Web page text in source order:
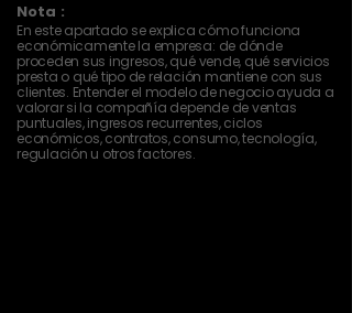
Nota :
En este apartado se explica cómo funciona
económicamente la empresa: de dónde
proceden sus ingresos, qué vende, qué servicios
presta o qué tipo de relación mantiene con sus
clientes. Entender el modelo de negocio ayuda a
valorar si la compañía depende de ventas
puntuales, ingresos recurrentes, ciclos
económicos, contratos, consumo, tecnología,
regulación u otros factores.